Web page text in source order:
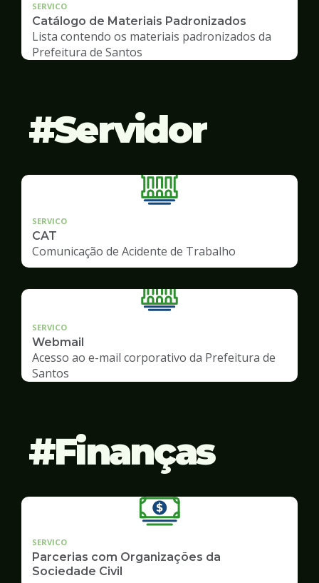
SERVICO
Catálogo de Materiais Padronizados
Lista contendo os materiais padronizados da
Prefeitura de Santos
Servidor
SERVICO
CAT
Comunicação de Acidente de Trabalho
SERVICO
Webmail
Acesso ao e-mail corporativo da Prefeitura de
Santos
Finanças
SERVICO
Parcerias com Organizações da
Sociedade Civil